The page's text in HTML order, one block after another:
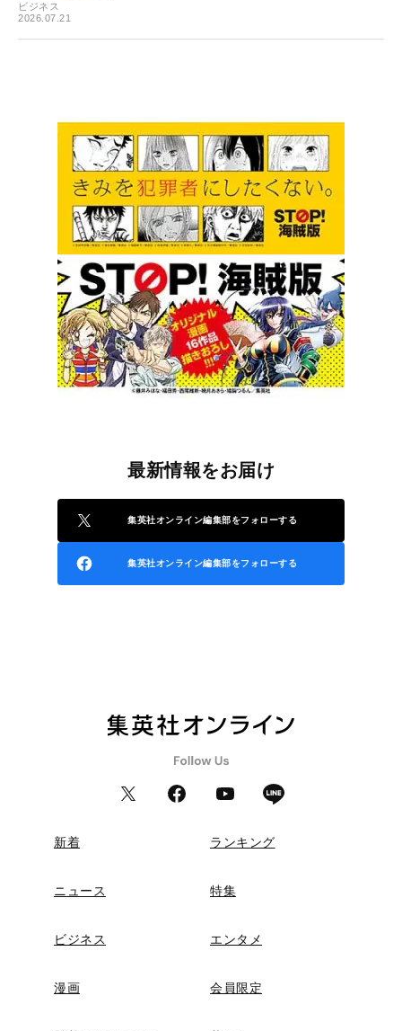
ビジネス
2026.07.21
最新情報をお届け
集英社オンライン編集部をフォローする
集英社オンライン編集部をフォローする
新着 ランキング
ニュース 特集
ビジネス エンタメ
漫画 会員限定